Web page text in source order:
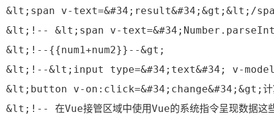
&lt;span v‐text=&#34;result&#34;&gt;&lt;/
&lt;!‐‐ &lt;span
&lt;!‐‐{{num1+num2}}‐‐&gt;
&lt;!‐‐&lt;input type=&#34;text&#34;
&lt;button v‐on:click=&#34;change&#34;&gt;
&lt;!‐‐ 在Vue接管区域中使用Vue的系统指令呈现数据这